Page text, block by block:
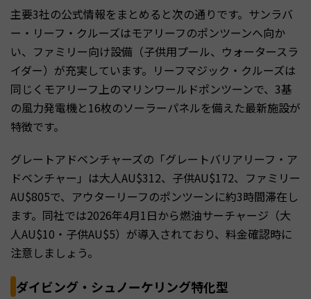
主要3社の公式情報をまとめると次の通りです。サンラバ
ー・リーフ・クルーズはモアリーフのポンツーンへ向か
い、ファミリー向け設備（子供用プール、ウォータースラ
イダー）が充実しています。リーフマジック・クルーズは
同じくモアリーフ上のマリンワールドポンツーンで、3基
の風力発電機と16枚のソーラーパネルを備えた最新施設が
特徴です。
グレートアドベンチャーズの「グレートバリアリーフ・ア
ドベンチャー」は大人AU$312、子供AU$172、ファミリー
AU$805で、アウターリーフのポンツーンに約3時間滞在し
ます。同社では2026年4月1日から燃油サーチャージ（大
人AU$10・子供AU$5）が導入されており、料金確認時に
注意しましょう。
ダイビング・シュノーケリング特化型